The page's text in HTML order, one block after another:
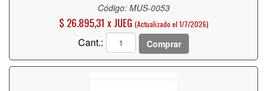
Código: MUS-0053
$ 26.895,31 x JUEG (Actualizado el 1/7/2026)
Cant.: Comprar